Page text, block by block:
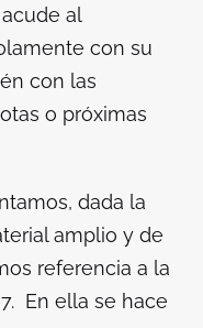
al
con su
con las
o próximas
dada la
amplio y de
referencia a la
En ella se hace